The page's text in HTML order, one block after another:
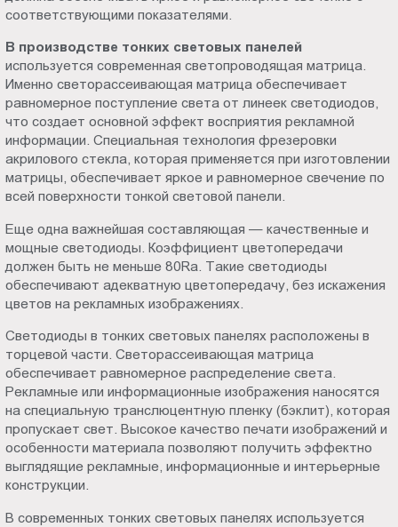
соответствующими показателями.
В производстве тонких световых панелей
используется современная светопроводящая матрица.
Именно светорассеивающая матрица обеспечивает
равномерное поступление света от линеек светодиодов,
что создает основной эффект восприятия рекламной
информации. Специальная технология фрезеровки
акрилового стекла, которая применяется при изготовлении
матрицы, обеспечивает яркое и равномерное свечение по
всей поверхности тонкой световой панели.
Еще одна важнейшая составляющая — качественные и
мощные светодиоды. Коэффициент цветопередачи
должен быть не меньше 80Ra. Такие светодиоды
обеспечивают адекватную цветопередачу, без искажения
цветов на рекламных изображениях.
Светодиоды в тонких световых панелях расположены в
торцевой части. Светорассеивающая матрица
обеспечивает равномерное распределение света.
Рекламные или информационные изображения наносятся
на специальную транслюцентную пленку (бэклит), которая
пропускает свет. Высокое качество печати изображений и
особенности материала позволяют получить эффектно
выглядящие рекламные, информационные и интерьерные
конструкции.
В современных тонких световых панелях используется
Пт.:
18.00
Сб.,
Вс.:
выходной